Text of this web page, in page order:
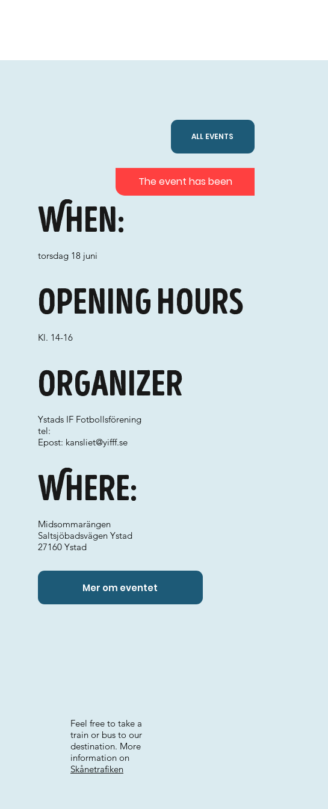
ALL EVENTS
When:
torsdag 18 juni
Where:
Organizer
Ystads IF Fotbollsförening
tel:
Epost: kansliet@yifff.se
Midsommarängen
Saltsjöbadsvägen Ystad
27160 Ystad
Opening hours
Kl. 14-16
Mer om eventet
The event has been
Feel free to take a
train or bus to our
destination. More
information on
Skånetrafiken